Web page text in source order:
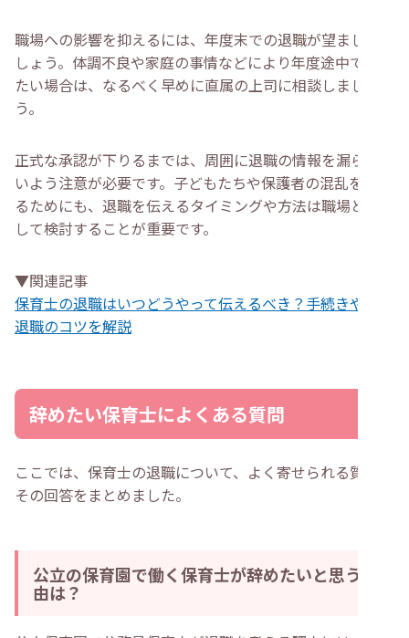
職場への影響を抑えるには、年度末での退職が望ましいで
しょう。体調不良や家庭の事情などにより年度途中で辞め
たい場合は、なるべく早めに直属の上司に相談しましょ
う。
正式な承認が下りるまでは、周囲に退職の情報を漏らさな
いよう注意が必要です。子どもたちや保護者の混乱を避け
るためにも、退職を伝えるタイミングや方法は職場と連携
して検討することが重要です。
▼関連記事
保育士の退職はいつどうやって伝えるべき？手続きや円満
退職のコツを解説
辞めたい保育士によくある質問
ここでは、保育士の退職について、よく寄せられる質問と
その回答をまとめました。
公立の保育園で働く保育士が辞めたいと思う理
由は？